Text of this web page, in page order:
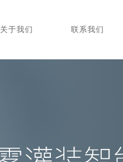
关于我们 联系我们